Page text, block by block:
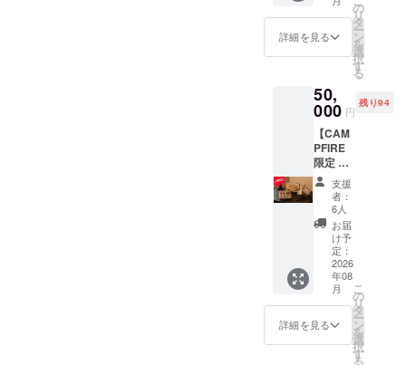
プ：口
径8cm×
高さ
7cm 、
ソー
サー ：
直径
12cm×
厚み
1cm ●
内容：
コー
ヒー豆
（また
は粉）
200g ●
名称：
レギュ
ラー
ヒー
（豆ま
ととも
にお楽
しみく
部はネ
パール
の子ど
もたち
の教育
支援に
役立て
られま
す。 ◆
限定特
典： ・
オリジ
ナル陶
器製マ
グカッ
径8cm×
高さ
を、日
本国内
でじっ
袋セッ
トで
す。上
品でま
ろやか
な味わ
いで、
毎日の
贅沢な
ひとと
きに最
適で
す。売
上の一
部はネ
パール
の子ど
常価格
8,300円
相当 →
特別価
格6,600
料込）
お湯を
注ぐだ
けで本
格的な
スペ
シャル
ティ
コー
ヒーが
楽しめ
るド
リップ
バッグ
の30袋
セット
です。
詳細を見る
の
リ
タ
ー
ン
を
選
択
す
る
50,
000 円
残り94
【CAM
PFIRE
限定 年
間定期
便】1年
間の贅
沢な
コー
ヒー体
験（オ
リジナ
ルTシャ
ツ＆マ
グカッ
プ特典
付き）
支援
者：
6人
お届
け予
定：
2026
年08
月
詳細を見る
こ
の
リ
タ
ー
ン
を
選
択
す
る